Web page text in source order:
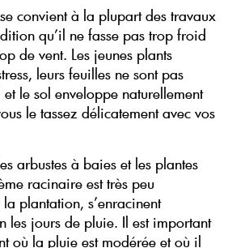
convient à la plupart des travaux
qu’il ne fasse pas trop froid
de vent. Les jeunes plants
leurs feuilles ne sont pas
le sol enveloppe naturellement
le tassez délicatement avec vos
arbustes à baies et les plantes
racinaire est très peu
plantation, s’enracinent
les jours de pluie. Il est important
où la pluie est modérée et où il